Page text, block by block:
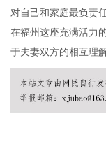
对自己和家庭最负责
在福州这座充满活力
于夫妻双方的相互理